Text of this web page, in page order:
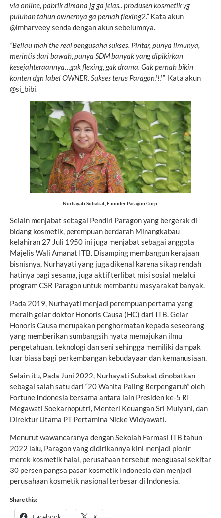
via online, pabrik dimana jg ga jelas.. produsen kosmetik yg
puluhan tahun ownernya ga pernah flexing2.”Kata akun
@imharveey senda dengan akun sebelumnya.
“Beliau mah the real pengusaha sukses. Pintar, punya ilmunya,
merintis dari bawah, punya SDM banyak yang dipikirkan
kesejahteraannya…gak flexing, gak drama. Gak pernah bikin
konten dgn label OWNER. Sukses terus Paragon!!!”Kata akun
@si_bibi.
Nurhayati Subakat, Founder Paragon Corp.
Selain menjabat sebagai Pendiri Paragon yang bergerak di
bidang kosmetik, perempuan berdarah Minangkabau
kelahiran 27 Juli 1950 ini juga menjabat sebagai anggota
Majelis Wali Amanat ITB. Disamping membangun kerajaan
bisnisnya, Nurhayati yang juga dikenal karena sikap rendah
hatinya bagi sesama, juga aktif terlibat misi sosial melalui
program CSR Paragon untuk membantu masyarakat banyak.
Pada 2019, Nurhayati menjadi perempuan pertama yang
meraih gelar doktor Honoris Causa (HC) dari ITB. Gelar
Honoris Causa merupakan penghormatan kepada seseorang
yang memberikan sumbangsih nyata memajukan ilmu
pengetahuan, teknologi dan seni sehingga memiliki dampak
luar biasa bagi perkembangan kebudayaan dan kemanusiaan.
Selain itu, Pada Juni 2022, Nurhayati Subakat dinobatkan
sebagai salah satu dari “20 Wanita Paling Berpengaruh” oleh
Fortune Indonesia bersama antara lain Presiden ke-5 RI
Megawati Soekarnoputri, Menteri Keuangan Sri Mulyani, dan
Direktur Utama PT Pertamina Nicke Widyawati.
Menurut wawancaranya dengan Sekolah Farmasi ITB tahun
2022 lalu, Paragon yang didirikannya kini menjadi pionir
merek kosmetik halal, perusahaan tersebut menguasai sekitar
30 persen pangsa pasar kosmetik Indonesia dan menjadi
perusahaan kosmetik nasional terbesar di Indonesia.
Share this: